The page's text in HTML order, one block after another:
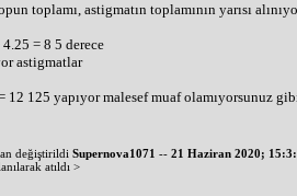
toplamı, astigmatın toplamının yarısı
= 8 5 derece
astigmatlar
125 yapıyor malesef muaf olamıyorsunuz
değiştirildi Supernova1071 -- 21 Haziran 2020;
atıldı >